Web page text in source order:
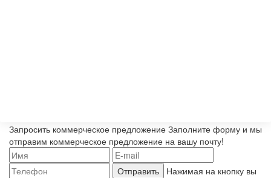
Запросить коммерческое предложение Заполните форму и мы
отправим коммерческое предложение на вашу почту!
Отправить
Нажимая на кнопку вы